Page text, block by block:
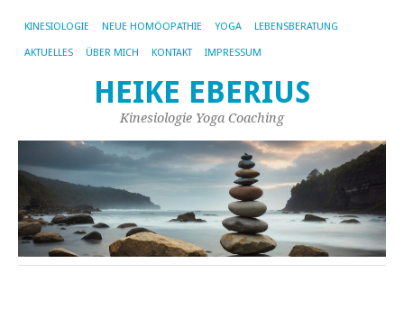
KINESIOLOGIE NEUE HOMÖOPATHIE YOGA LEBENSBERATUNG
AKTUELLES ÜBER MICH KONTAKT IMPRESSUM
HEIKE EBERIUS
Kinesiologie Yoga Coaching